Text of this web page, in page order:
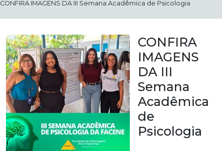
CONFIRA IMAGENS DA III Semana Acadêmica de Psicologia
CONFIRA
IMAGENS
DA III
Semana
Acadêmica
de
Psicologia